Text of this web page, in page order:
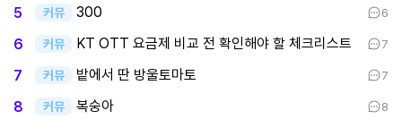
5 커뮤 300 6
6 커뮤 KT OTT 요금제 비교 전 확인해야 할 체크리스트 7
7 커뮤 밭에서 딴 방울토마토 7
8 커뮤 복숭아 8